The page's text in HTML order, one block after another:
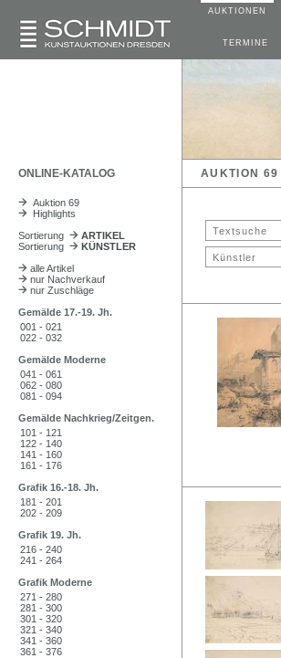
AUKTIONEN
TERMINE
ONLINE-KATALOG AUKTION 69
Auktion 69
Highlights
Sortierung
ARTIKEL
Sortierung
KÜNSTLER
alle Artikel
nur Nachverkauf
nur Zuschläge
Gemälde 17.-19. Jh.
001 - 021
022 - 032
Gemälde Moderne
041 - 061
062 - 080
081 - 094
Gemälde Nachkrieg/Zeitgen.
101 - 121
122 - 140
141 - 160
161 - 176
Grafik 16.-18. Jh.
181 - 201
202 - 209
Grafik 19. Jh.
216 - 240
241 - 264
Grafik Moderne
271 - 280
281 - 300
301 - 320
321 - 340
341 - 360
361 - 376